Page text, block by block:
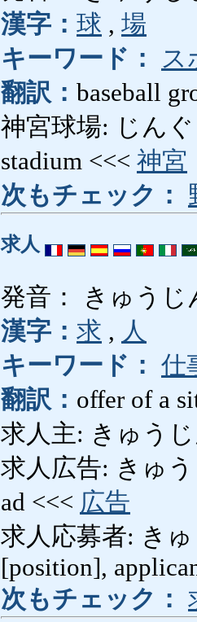
漢字： 球 , 場
キーワード：
ス
翻訳： baseball
神宮球場: じん
stadium <<< 神宮
次もチェック：
求人
発音： きゅうじ
漢字： 求 , 人
キーワード： 仕
翻訳： offer of a
求人主: きゅう
求人広告: きゅう
ad <<< 広告
求人応募者: き
[position],
次もチェック：